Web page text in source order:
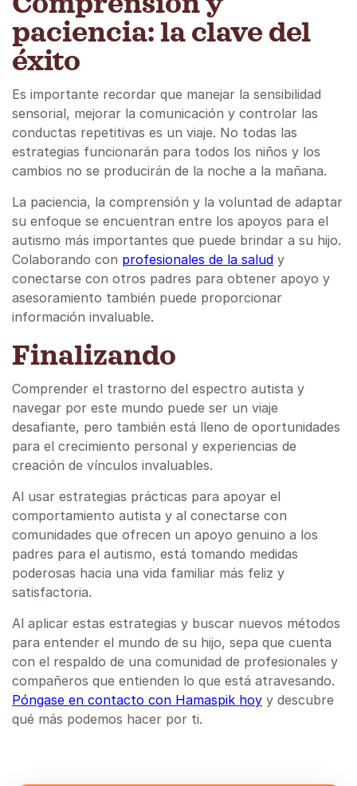
paciencia: la clave del
éxito
Es importante recordar que manejar la sensibilidad
sensorial, mejorar la comunicación y controlar las
conductas repetitivas es un viaje. No todas las
estrategias funcionarán para todos los niños y los
cambios no se producirán de la noche a la mañana.
La paciencia, la comprensión y la voluntad de adaptar
su enfoque se encuentran entre los apoyos para el
autismo más importantes que puede brindar a su hijo.
Colaborando con profesionales de la salud y
conectarse con otros padres para obtener apoyo y
asesoramiento también puede proporcionar
información invaluable.
Finalizando
Comprender el trastorno del espectro autista y
navegar por este mundo puede ser un viaje
desafiante, pero también está lleno de oportunidades
para el crecimiento personal y experiencias de
creación de vínculos invaluables.
Al usar estrategias prácticas para apoyar el
comportamiento autista y al conectarse con
comunidades que ofrecen un apoyo genuino a los
padres para el autismo, está tomando medidas
poderosas hacia una vida familiar más feliz y
satisfactoria.
Al aplicar estas estrategias y buscar nuevos métodos
para entender el mundo de su hijo, sepa que cuenta
con el respaldo de una comunidad de profesionales y
compañeros que entienden lo que está atravesando.
Póngase en contacto con Hamaspik hoy y descubre
qué más podemos hacer por ti.